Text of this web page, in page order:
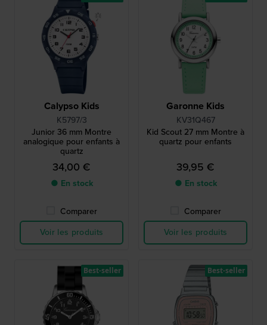
Calypso Kids
K5797/3
Junior 36 mm Montre
analogique pour enfants à
quartz
34,00 €
● En stock
Comparer
Voir les produits
Garonne Kids
KV31Q467
Kid Scout 27 mm Montre à
quartz pour enfants
39,95 €
● En stock
Comparer
Voir les produits
Best-seller Best-seller